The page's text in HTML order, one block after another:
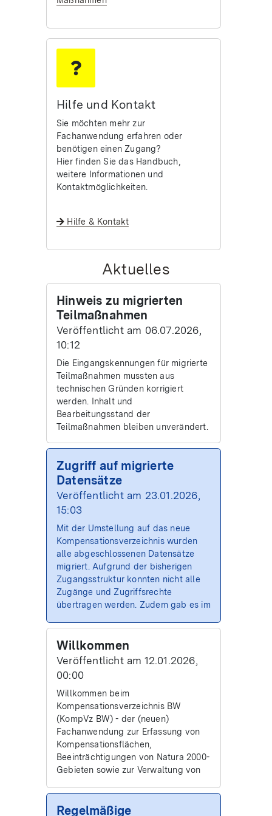
Hilfe und Kontakt
Sie möchten mehr zur
Fachanwendung erfahren oder
benötigen einen Zugang?
Hier finden Sie das Handbuch,
weitere Informationen und
Kontaktmöglichkeiten.
Hilfe & Kontakt
Aktuelles
Hinweis zu migrierten
Teilmaßnahmen
Veröffentlicht am 06.07.2026,
10:12
Die Eingangskennungen für migrierte
Teilmaßnahmen mussten aus
technischen Gründen korrigiert
werden. Inhalt und
Bearbeitungsstand der
Teilmaßnahmen bleiben unverändert.
Zugriff auf migrierte
Datensätze
Veröffentlicht am 23.01.2026,
15:03
Mit der Umstellung auf das neue
Kompensationsverzeichnis wurden
alle abgeschlossenen Datensätze
migriert. Aufgrund der bisherigen
Zugangsstruktur konnten nicht alle
Zugänge und Zugriffsrechte
übertragen werden. Zudem gab es im
Maßnahmen nur einen Zugang pro
Maßnahme. Bitte beachten Sie daher
für Zugriffsrechte auf Datensätze die
Handbuch:
Migrierte Datensätze und
Zugriffsrechte für
Maßnahmenträger
Migrierte Datensätze und
Zugriffsrechte für
Zulassungsbehörden und
Willkommen
Veröffentlicht am 12.01.2026,
00:00
Willkommen beim
Kompensationsverzeichnis BW
(KompVz BW) - der (neuen)
Fachanwendung zur Erfassung von
Kompensationsflächen,
Beeinträchtigungen von Natura 2000-
Gebieten sowie zur Verwaltung von
Bitte beachten Sie auch unsere
Regelmäßige